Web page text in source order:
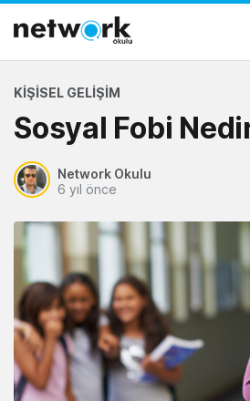
KIŞISEL GELIŞIM
Sosyal Fobi
Network Okulu
6 yıl önce